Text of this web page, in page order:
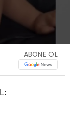
ABONE OL